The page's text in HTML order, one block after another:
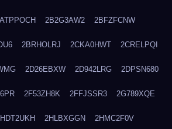
2B2G3AW2 2BFZFCNW
2BRHOLRJ 2CKA0HWT 2CRELPQI
2D26EBXW 2D942LRG 2DPSN680
2F53ZH8K 2FFJSSR3 2G789XQE
2HLBXGGN 2HMC2F0V